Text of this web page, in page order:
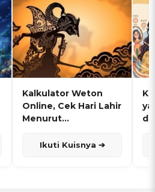
Kalkulator Weton
Online, Cek Hari Lahir
Menurut
Ikuti Kuisnya ➔